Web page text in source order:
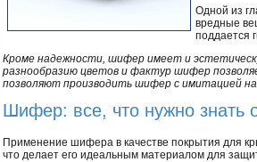
Одной из
вредные
поддается
Кроме надежности, шифер имеет и
разнообразию цветов и фактур шифер
позволяют производить шифер с имитацией
Шифер: все, что нужно знать
Применение шифера в качестве покрытия для
что делает его идеальным материалом для